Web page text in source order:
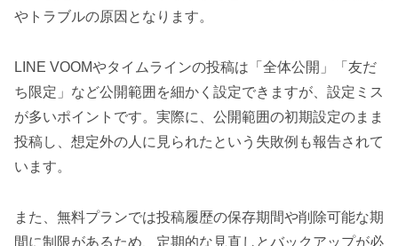
やトラブルの原因となります。
LINE VOOMやタイムラインの投稿は「全体公開」「友だ
ち限定」など公開範囲を細かく設定できますが、設定ミス
が多いポイントです。実際に、公開範囲の初期設定のまま
投稿し、想定外の人に見られたという失敗例も報告されて
います。
また、無料プランでは投稿履歴の保存期間や削除可能な期
間に制限があるため、定期的な見直しとバックアップが必